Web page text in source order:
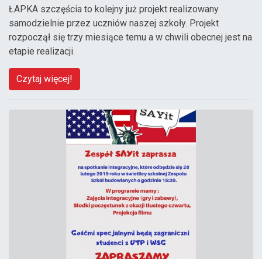
ŁAPKA szczęścia to kolejny już projekt realizowany
samodzielnie przez uczniów naszej szkoły. Projekt
rozpoczął się trzy miesiące temu a w chwili obecnej jest na
etapie realizacji.
Czytaj więcej!